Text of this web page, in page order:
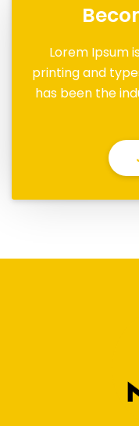
Lorem Ipsum
printing and
has been the